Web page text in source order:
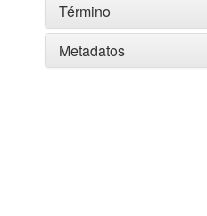
Término
Metadatos